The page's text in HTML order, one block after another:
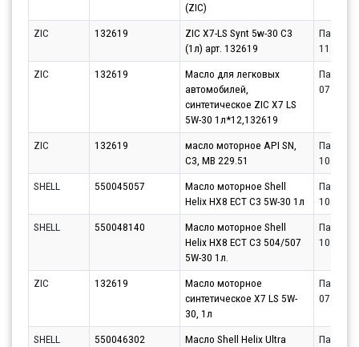
(ZIC)
ZIC 132619
ZIC X7-LS Synt 5w-30 С3
(1л) арт. 132619
Партнёр
ZIC
132619
Масло для легковых
автомобилей,
синтетическое ZIC X7 LS
5W-30 1л*12,132619
Партнёр
ZIC 132619
масло моторное API SN,
C3, MB 229.51
Партнёр
SHELL
550045057
Масло моторное Shell
Helix HX8 ECT C3 5W-30 1л
Партнёр
SHELL
550048140
Масло моторное Shell
Helix HX8 ECT C3 504/507
5W-30 1л.
Партнёр
ZIC 132619
Масло моторное
синтетическое X7 LS 5W-
30, 1л
Партнёр
SHELL 550046302
Масло Shell Helix Ultra
Партнёр